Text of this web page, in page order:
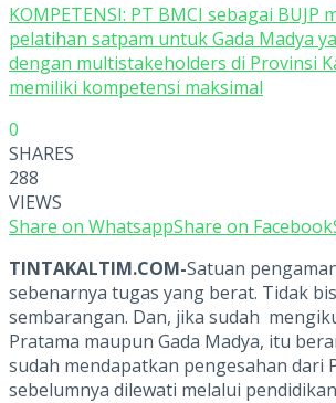
KOMPETENSI: PT BMCI sebagai BUJP
pelatihan satpam untuk Gada Madya
dengan multistakeholders di Provinsi
memiliki kompetensi maksimal
0
SHARES
288
VIEWS
Share on WhatsappShare on Facebook
TINTAKALTIM.COM-Satuan
sebenarnya tugas yang berat. Tidak
sembarangan. Dan, jika sudah
Pratama maupun Gada Madya, itu
sudah mendapatkan pengesahan dari
sebelumnya dilewati melalui